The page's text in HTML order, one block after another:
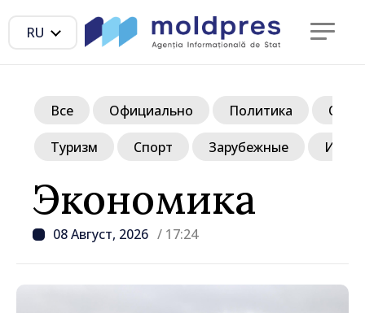
RU
Экономика
08 Август, 2026 / 17:24
Все Официально Политика
Туризм Спорт Зарубежные